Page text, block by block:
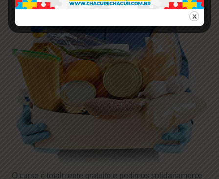
O curso é totalmente gratuito e pedimos solidariamente